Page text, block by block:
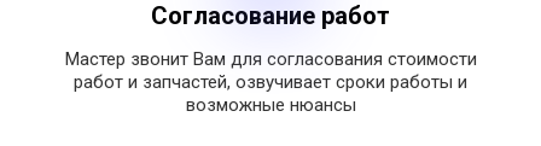
Согласование работ
Мастер звонит Вам для согласования стоимости
работ и запчастей, озвучивает сроки работы и
возможные нюансы